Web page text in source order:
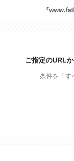
『
ご指定のURL
条件を「す